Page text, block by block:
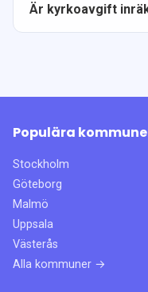
Är kyrkoavgift
Populära
Stockholm
Göteborg
Malmö
Uppsala
Västerås
Alla kommuner →